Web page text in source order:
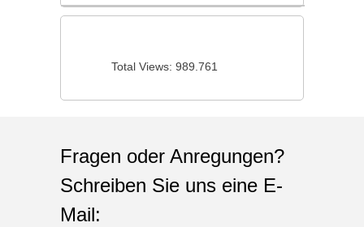
Total Views: 989.761
Fragen oder Anregungen?
Schreiben Sie uns eine E-
Mail: